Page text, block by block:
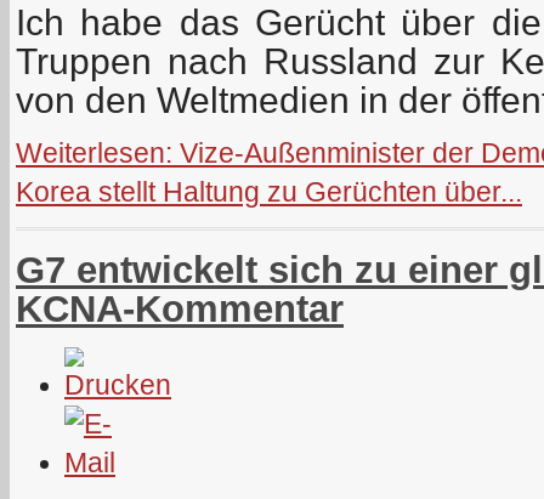
Ich habe das Gerücht über
Truppen nach Russland zur
von den Weltmedien in der
Weiterlesen: Vize-Außenminister der
Korea stellt Haltung zu Gerüchten über...
G7 entwickelt sich zu einer
KCNA-Kommentar